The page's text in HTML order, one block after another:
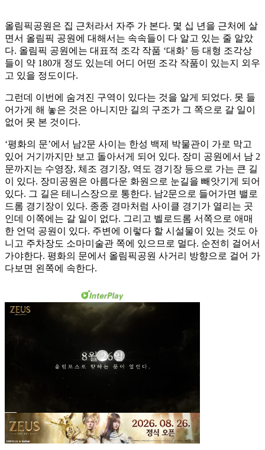
올림픽공원은 집 근처라서 자주 가 본다. 몇 십 년을 근처에 살
면서 올림픽 공원에 대해서는 속속들이 다 알고 있는 줄 알았
다. 올림픽 공원에는 대표적 조각 작품 ‘대화’ 등 대형 조각상
들이 약 180개 정도 있는데 어디 어떤 조각 작품이 있는지 외우
고 있을 정도이다.
그런데 이번에 숨겨진 구역이 있다는 것을 알게 되었다. 못 들
어가게 해 놓은 것은 아니지만 길의 구조가 그 쪽으로 갈 일이
없어 못 본 것이다.
‘평화의 문’에서 남2문 사이는 한성 백제 박물관이 가로 막고
있어 거기까지만 보고 돌아서게 되어 있다. 장미 공원에서 남 2
문까지는 수영장, 체조 경기장, 역도 경기장 등으로 가는 큰 길
이 있다. 장미공원은 아름다운 화원으로 눈길을 빼앗기게 되어
있다. 그 길은 테니스장으로 통한다. 남2문으로 들어가면 밸로
드롬 경기장이 있다. 종종 경마처럼 사이클 경기가 열리는 곳
인데 이쪽에는 갈 일이 없다. 그리고 벨로드롬 서쪽으로 애매
한 언덕 공원이 있다. 주변에 이렇다 할 시설물이 있는 것도 아
니고 주차장도 소마미술관 쪽에 있으므로 멀다. 순전히 걸어서
가야한다. 평화의 문에서 올림픽공원 사거리 방향으로 걸어 가
다보면 왼쪽에 속한다.